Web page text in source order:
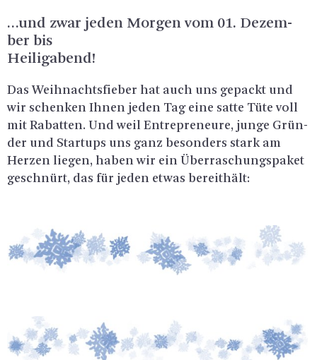
…und zwar jeden Mor­gen vom 01. De­zem­
ber bis
Hei­lig­abend!
Das Weih­nachts­fie­ber hat auch uns ge­packt und
wir schen­ken Ihnen jeden Tag eine satte Tüte voll
mit Ra­bat­ten. Und weil En­tre­pre­neu­re, junge Grün­
der und Star­tups uns ganz be­son­ders stark am
Her­zen lie­gen, haben wir ein Über­ra­schungs­pa­ket
ge­schnürt, das für jeden etwas be­reit­hält: